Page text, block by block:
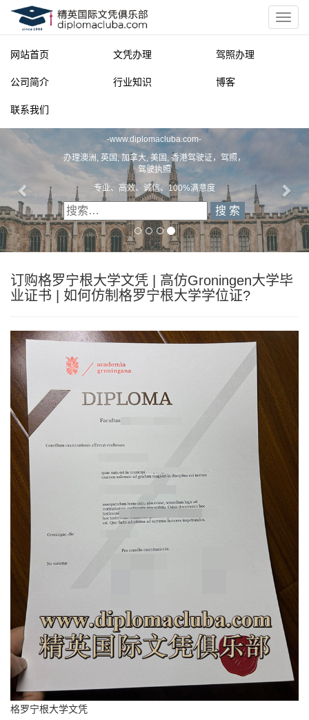
网站首页 文凭办理 驾照办理
公司简介 行业知识 博客
联系我们
-www.diplomacluba.com-
办理澳洲, 英国, 加拿大, 美国, 香港驾驶证，驾照，
驾驶执照
专业、高效、诚信、100%满意度
订购格罗宁根大学文凭 | 高仿Groningen大学毕
业证书 | 如何仿制格罗宁根大学学位证?
格罗宁根大学文凭